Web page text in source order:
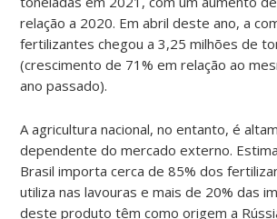
relação a 2020. Em abril deste ano, a
fertilizantes chegou a 3,25 milhões de
(crescimento de 71% em relação ao
ano passado).
A agricultura nacional, no entanto, é
dependente do mercado externo.
Brasil importa cerca de 85% dos
utiliza nas lavouras e mais de 20% das
deste produto têm como origem a